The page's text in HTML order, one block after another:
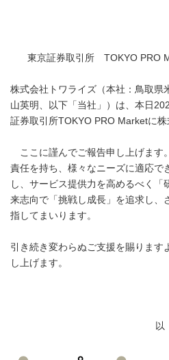
東京証券取引所 TOKYO PRO
株式会社トワライズ（本社：鳥取
山英明、以下「当社」）は、本日
証券取引所TOKYO PRO Marketに株
ここに謹んでご報告申し上げます
責任を持ち、様々なニーズに適応で
し、サービス提供力を高めるべく「
来志向で「挑戦し成長」を追求し、
指してまいります。
引き続き変わらぬご支援を賜ります
し上げます。
以